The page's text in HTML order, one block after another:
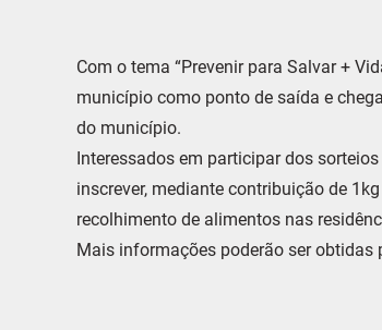
Com o tema “Prevenir para Salvar +
município como ponto de saída e
do município.
Interessados em participar dos
inscrever, mediante contribuição de
recolhimento de alimentos nas
Mais informações poderão ser